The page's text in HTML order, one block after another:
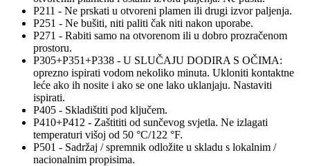
P211 - Ne prskati u otvoreni plamen ili drugi izvor paljenja.
P251 - Ne bušiti, niti paliti čak niti nakon uporabe.
P271 - Rabiti samo na otvorenom ili u dobro prozračenom
prostoru.
P305+P351+P338 - U SLUČAJU DODIRA S OČIMA:
oprezno ispirati vodom nekoliko minuta. Ukloniti kontaktne
leće ako ih nosite i ako se one lako uklanjaju. Nastaviti
ispirati.
P405 - Skladištiti pod ključem.
P410+P412 - Zaštititi od sunčevog svjetla. Ne izlagati
temperaturi višoj od 50 °C/122 °F.
P501 - Sadržaj / spremnik odložite u skladu s lokalnim /
nacionalnim propisima.